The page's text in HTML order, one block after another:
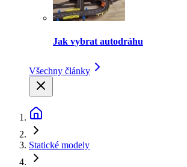
Jak vybrat autodráhu
Všechny články
Statické modely